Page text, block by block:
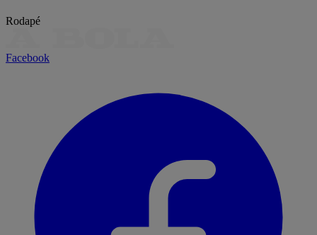
Rodapé
Facebook